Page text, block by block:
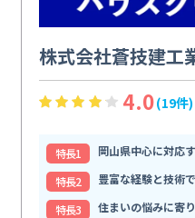
株式会社蒼技建工
4.0(19件)
特⻑1
岡山県中心に対応
特⻑2
豊富な経験と技術
特⻑3
住まいの悩みに寄